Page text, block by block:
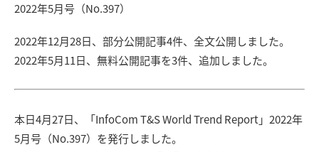
2022年5月号（No.397）
2022年12月28日、部分公開記事4件、全文公開しました。
2022年5月11日、無料公開記事を3件、追加しました。
本日4月27日、「InfoCom T&S World Trend Report」2022年
5月号（No.397）を発行しました。